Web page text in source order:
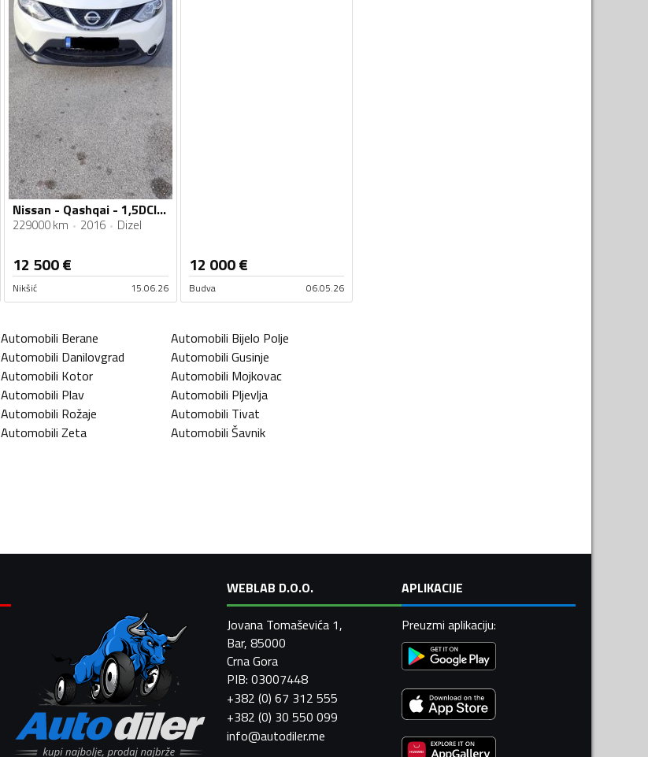
Nissan - Qashqai - 1,5DCI Tekna
229000 km 2016 Dizel
12 500€
Nikšić 15.06.26
12 000€
Budva 06.05.26
Automobili Berane Automobili Bijelo Polje
Automobili Danilovgrad Automobili Gusinje
Automobili Kotor Automobili Mojkovac
Automobili Plav Automobili Pljevlja
Automobili Rožaje Automobili Tivat
Automobili Zeta Automobili Šavnik
WEBLAB D.O.O.
Jovana Tomaševića 1,
Bar, 85000
Crna Gora
PIB: 03007448
+382 (0) 67 312 555
+382 (0) 30 550 099
info@autodiler.me
APLIKACIJE
Preuzmi aplikaciju: